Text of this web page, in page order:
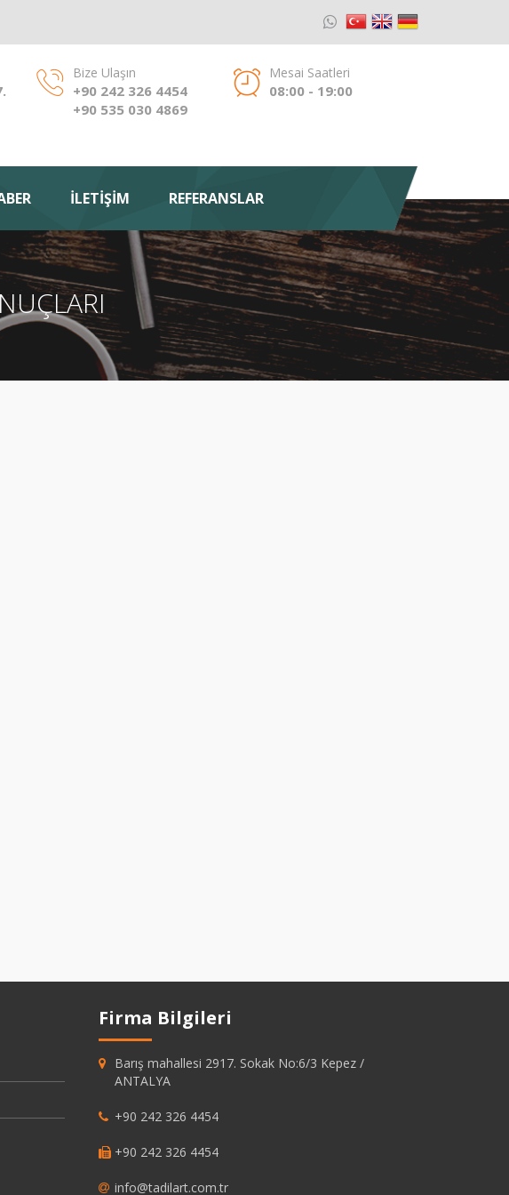
Bize Ulaşın
+90 242 326 4454
+90 535 030 4869
Mesai Saatleri
08:00 - 19:00
İLETİŞİM REFERANSLAR
Firma Bilgileri
Barış mahallesi 2917. Sokak No:6/3 Kepez /
ANTALYA
+90 242 326 4454
+90 242 326 4454
info@tadilart.com.tr